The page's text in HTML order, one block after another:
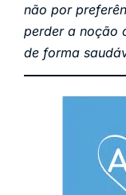
não por
perder a noção
de forma